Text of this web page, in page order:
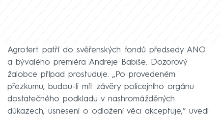
Agrofert patří do svěřenských fondů předsedy ANO
a bývalého premiéra Andreje Babiše. Dozorový
žalobce případ prostuduje. „Po provedeném
přezkumu, budou-li mít závěry policejního orgánu
dostatečného podkladu v nashromážděných
důkazech, usnesení o odložení věci akceptuje,“ uvedl